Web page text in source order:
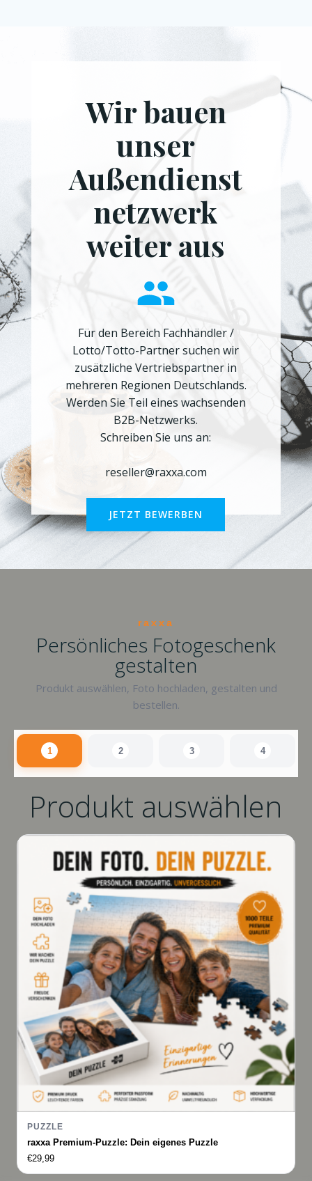
Wir bauen
unser
Außendienst
netzwerk
weiter aus
Für den Bereich Fachhändler /
Lotto/Totto-Partner suchen wir
zusätzliche Vertriebspartner in
mehreren Regionen Deutschlands.
Werden Sie Teil eines wachsenden
B2B-Netzwerks.
Schreiben Sie uns an:
reseller@raxxa.com
JETZT BEWERBEN
raxxa
Persönliches Fotogeschenk
gestalten
Produkt auswählen, Foto hochladen, gestalten und
bestellen.
1 2 3 4
Produkt auswählen
PUZZLE
raxxa Premium-Puzzle: Dein eigenes Puzzle
€29,99